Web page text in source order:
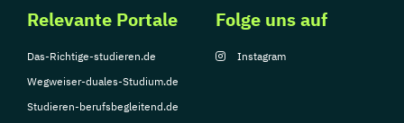
Relevante Portale
Das-Richtige-studieren.de
Wegweiser-duales-Studium.de
Studieren-berufsbegleitend.de
Folge uns auf
Instagram